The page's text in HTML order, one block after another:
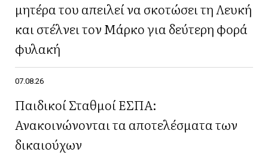
μητέρα του απειλεί να σκοτώσει τη Λευκή
και στέλνει τον Μάρκο για δεύτερη φορά
φυλακή
07.08.26
Παιδικοί Σταθμοί ΕΣΠΑ:
Ανακοινώνονται τα αποτελέσματα των
δικαιούχων